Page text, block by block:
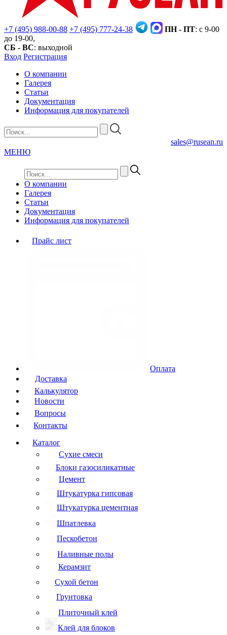
+7 (495) 988-00-88 +7 (495) 777-24-38 ПН - ПТ: с 9-00
до 19-00,
СБ - ВС: выходной
Вход Регистрация
О компании
Галерея
Статьи
Документация
Информация для покупателей
sales@rusean.ru
МЕНЮ
О компании
Галерея
Статьи
Документация
Информация для покупателей
Прайс лист
Оплата
Доставка
Калькулятор
Новости
Вопросы
Контакты
Каталог
Сухие смеси
Блоки газосиликатные
Цемент
Штукатурка гипсовая
Штукатурка цементная
Шпатлевка
Пескобетон
Наливные полы
Керамзит
Сухой бетон
Грунтовка
Плиточный клей
Клей для блоков